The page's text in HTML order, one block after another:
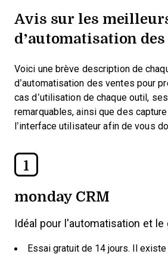
Avis sur les
d’automatisation
Voici une brève description de
d’automatisation des ventes pour
cas d’utilisation de chaque outil,
remarquables, ainsi que des
l’interface utilisateur afin de vous
1
monday CRM
Idéal pour l'automatisation et
Essai gratuit de 14 jours. Il